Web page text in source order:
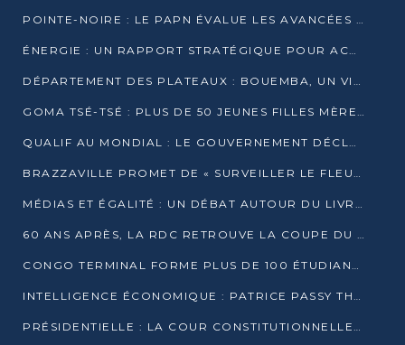
POINTE-NOIRE : LE PAPN ÉVALUE LES AVANCÉES DU MÔLE EST
ÉNERGIE : UN RAPPORT STRATÉGIQUE POUR ACCÉLÉRER LA TRANSITION AU CONGO
DÉPARTEMENT DES PLATEAUX : BOUEMBA, UN VIVIER ÉCONOMIQUE PRÊT À EXPLOSER
GOMA TSÉ-TSÉ : PLUS DE 50 JEUNES FILLES MÈRES SENSIBILISÉES À LA SANTÉ SEXUELLE
QUALIF AU MONDIAL : LE GOUVERNEMENT DÉCLARE LA JOURNÉE DU 1ER AVRIL 2026 CHÔMÉE ET PAYÉE
BRAZZAVILLE PROMET DE « SURVEILLER LE FLEUVE » APRÈS LA QUALIFICATION DE LA RDC AU MONDIAL
MÉDIAS ET ÉGALITÉ : UN DÉBAT AUTOUR DU LIVRE « CES FEMMES QUI REPRENNENT LE POUVOIR SUR LEUR VIE »
60 ANS APRÈS, LA RDC RETROUVE LA COUPE DU MONDE
CONGO TERMINAL FORME PLUS DE 100 ÉTUDIANTS AUX TECHNIQUES D’EMBAUCHE
INTELLIGENCE ÉCONOMIQUE : PATRICE PASSY THÉORISE UNE STRATÉGIE ADAPTÉE AUX CONTEXTES FRAGMENTÉS
PRÉSIDENTIELLE : LA COUR CONSTITUTIONNELLE CONFIRME LA VICTOIRE DE SASSOU NGUESSO AVEC 94,90 % DES SUFFRAGES